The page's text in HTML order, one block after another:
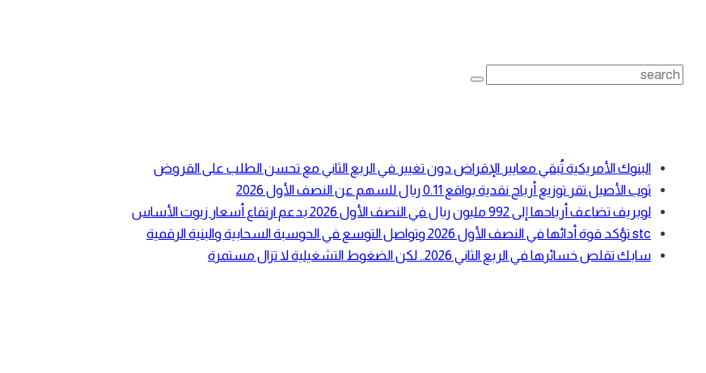
Search
البنوك الأمريكية تُبقي معايير الإقراض دون تغيير في الربع الثاني مع تحسن الطلب على القروض
ثوب الأصيل تقر توزيع أرباح نقدية بواقع 0.11 ريال للسهم عن النصف الأول 2026
لوبريف تضاعف أرباحها إلى 992 مليون ريال في النصف الأول 2026 بدعم ارتفاع أسعار زيوت الأساس
stc تؤكد قوة أدائها في النصف الأول 2026 وتواصل التوسع في الحوسبة السحابية والبنية الرقمية
سابك تقلص خسائرها في الربع الثاني 2026.. لكن الضغوط التشغيلية لا تزال مستمرة